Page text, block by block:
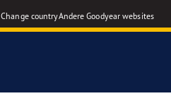
Change countryAndere Goodyear websites